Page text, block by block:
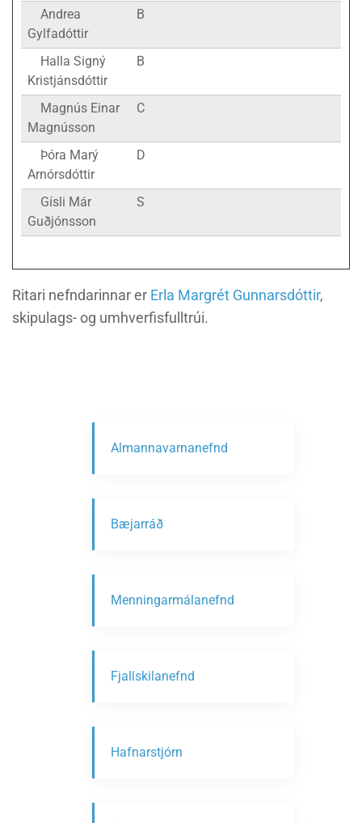
Andrea
Gylfadóttir
B
Halla Signý
Kristjánsdóttir
B
Magnús Einar
Magnússon
C
Þóra Marý
Arnórsdóttir
D
Gísli Már
Guðjónsson
S
Ritari nefndarinnar er Erla Margrét Gunnarsdóttir,
skipulags- og umhverfisfulltrúi.
Almannavarnanefnd
Bæjarráð
Menningarmálanefnd
Fjallskilanefnd
Hafnarstjórn